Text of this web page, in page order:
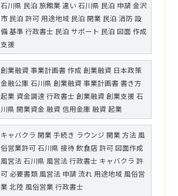
石川県 民泊 旅館業 違い 石川県 民泊 申請 金沢
市 民泊 許可 用途地域 民泊 開業 民泊 消防 設
備 基準 行政書士 民泊 サポート 民泊 図面 作成
支援
創業融資 事業計画書 作成 創業融資 日本政策
金融公庫 石川県 創業融資 事業計画書 書き方
起業 資金調達 行政書士 創業融資 創業支援 石
川県 開業資金 融資 信用金庫 融資 起業
キャバクラ 開業 手続き ラウンジ 開業 方法 風
俗営業許可 石川県 接待 飲食店 許可 図面作成
風営法 石川県 風営法 行政書士 キャバクラ 許
可 必要書類 風営法 申請 流れ 用途地域 風俗営
業 北陸 風俗営業 行政書士